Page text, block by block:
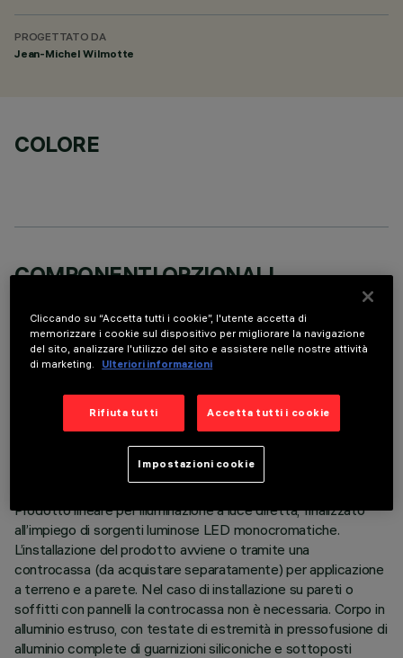
PROGETTATO DA
Jean-Michel Wilmotte
COLORE
COMPONENTI OPZIONALI
DATI TECNICI
ULTIMO AGGIORNAMENTO: 05/08/2026
Prodotto lineare per illuminazione a luce diretta, finalizzato
all’impiego di sorgenti luminose LED monocromatiche.
L’installazione del prodotto avviene o tramite una
controcassa (da acquistare separatamente) per applicazione
a terreno e a parete. Nel caso di installazione su pareti o
soffitti con pannelli la controcassa non è necessaria. Corpo in
alluminio estruso, con testate di estremità in pressofusione di
alluminio complete di guarnizioni siliconiche e sottoposti
Cliccando su “Accetta tutti i cookie”, l'utente accetta di
memorizzare i cookie sul dispositivo per migliorare la navigazione
del sito, analizzare l'utilizzo del sito e assistere nelle nostre attività
di marketing.
Ulteriori informazioni
Rifiuta tutti Accetta tutti i cookie
Impostazioni cookie